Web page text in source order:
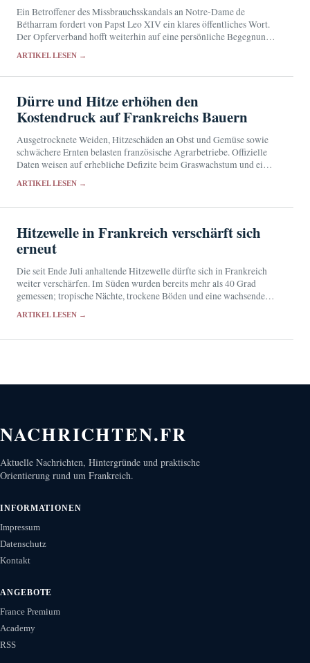
Ein Betroffener des Missbrauchsskandals an Notre-Dame de
Bétharram fordert von Papst Leo XIV ein klares öffentliches Wort.
Der Opferverband hofft weiterhin auf eine persönliche Begegnung
ARTIKEL LESEN →
Dürre und Hitze erhöhen den
Kostendruck auf Frankreichs Bauern
Ausgetrocknete Weiden, Hitzeschäden an Obst und Gemüse sowie
schwächere Ernten belasten französische Agrarbetriebe. Offizielle
Daten weisen auf erhebliche Defizite beim Graswachstum und einen
ARTIKEL LESEN →
Hitzewelle in Frankreich verschärft sich
erneut
Die seit Ende Juli anhaltende Hitzewelle dürfte sich in Frankreich
weiter verschärfen. Im Süden wurden bereits mehr als 40 Grad
gemessen; tropische Nächte, trockene Böden und eine wachsende
ARTIKEL LESEN →
NACHRICHTEN.FR
Aktuelle Nachrichten, Hintergründe und praktische
Orientierung rund um Frankreich.
INFORMATIONEN
Impressum
Datenschutz
Kontakt
ANGEBOTE
France Premium
Academy
RSS